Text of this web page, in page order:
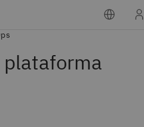
plataforma